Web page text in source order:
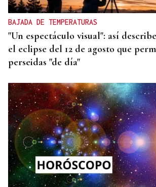
BAJADA DE TEMPERATURAS
"Un espectáculo visual": así
el eclipse del 12 de agosto que
perseidas "de día"